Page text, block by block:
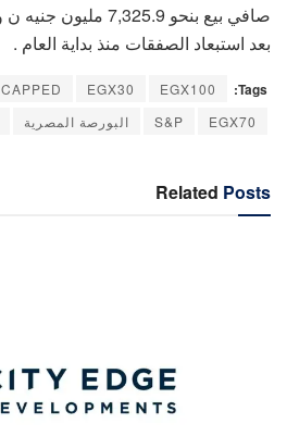
صافي بيع بنحو
بعد استبعاد الصفقات منذ بداية العام .
Tags:
EGX100
EGX30
EGX70
S&P البورصة المصرية
Related Posts